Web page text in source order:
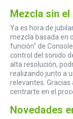
Mezcla sin el
Ya es hora de
mezcla basada en
función" de
control del sonido
alta resolución,
realizando junto a
relevantes.
centrarte en el
Novedades